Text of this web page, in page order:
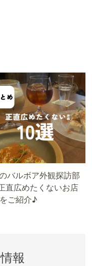
バルボア外観探訪部
直広めたくないお店
ご紹介♪
報